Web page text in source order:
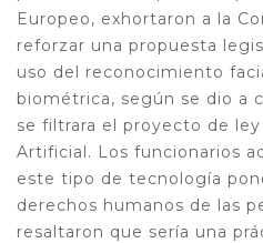
Europeo, exhortaron a la
reforzar una propuesta
uso del reconocimiento
biométrica, según se dio a
se filtrara el proyecto de
Artificial. Los funcionarios
este tipo de tecnología
derechos humanos de las
resaltaron que sería una